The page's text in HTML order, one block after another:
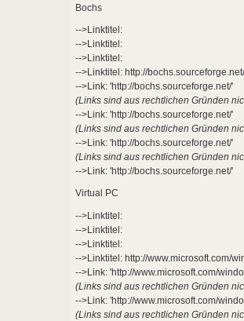
Bochs
-->Linktitel:
-->Linktitel:
-->Linktitel:
-->Linktitel: http://
-->Link: 'http://bochs.sourceforge.net/'
(Links sind aus rechtlichen Gründen
-->Link: 'http://bochs.sourceforge.net/'
(Links sind aus rechtlichen Gründen
-->Link: 'http://bochs.sourceforge.net/'
(Links sind aus rechtlichen Gründen
-->Link: 'http://bochs.sourceforge.net/'
Virtual PC
-->Linktitel:
-->Linktitel:
-->Linktitel:
-->Linktitel: http://www.microsoft.com/
-->Link: 'http://www.microsoft.com/
(Links sind aus rechtlichen Gründen
-->Link: 'http://www.microsoft.com/
(Links sind aus rechtlichen Gründen